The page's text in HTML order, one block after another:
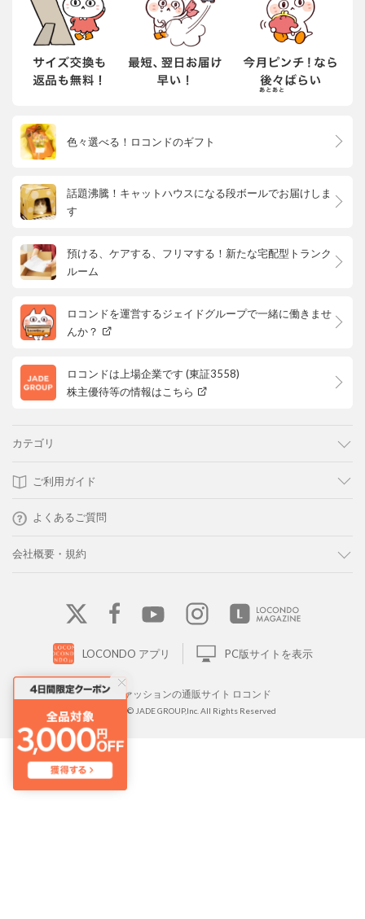
色々選べる！ロコンドのギフト
話題沸騰！キャットハウスになる段ボールでお届けしま
す
預ける、ケアする、フリマする！新たな宅配型トランク
ルーム
ロコンドを運営するジェイドグループで一緒に働きませ
んか？
ロコンドは上場企業です (東証3558)
株主優待等の情報はこちら
カテゴリ
ご利用ガイド
よくあるご質問
会社概要・規約
LOCONDO アプリ PC版サイトを表示
靴とファッションの通販サイト ロコンド
Copyright © JADE GROUP,Inc. All Rights Reserved